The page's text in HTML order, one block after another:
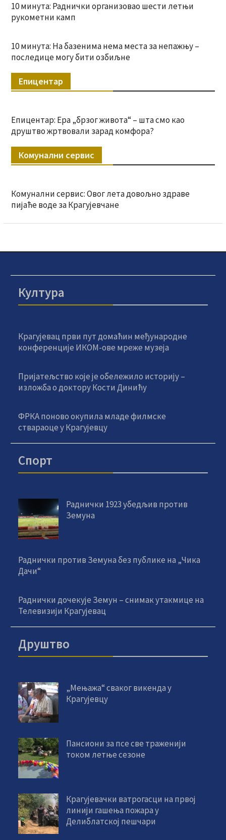
10 минута: Раднички организовао шести летњи
рукометни камп
10 минута: На базенима нема места за непажњу –
последице могу бити озбиљне
Епицентар
Епицентар: Ера „брзог живота“ – шта смо као
друштво жртвовали зарад комфора?
Комунални сервис
Комунални сервис: Овог лета довољно здраве
пијаће воде за Крагујевчане
Култура
Крагујевац први пут домаћин међународне
конференције ИКОМ-ове мреже музеја
Пријатељство које је обележило историју –
изложба о доктору Кости Динићу
ФРКА поново окупила младе филмске
ствараоце у Крагујевцу
Спорт
Раднички 1923 убедљив против
Земуна
Раднички против Земуна без публике на „Чика
Дачи“
Раднички дочекује Земун – снимак утакмице на
Телевизији Крагујевац
Друштво
„Мењажа“ сваког викенда у
Крагујевцу
Пансиони за псе све траженији
током летње сезоне
Крагујевачки ватрогасци на првој
линији гашења пожара у
Делиблатској пешчари